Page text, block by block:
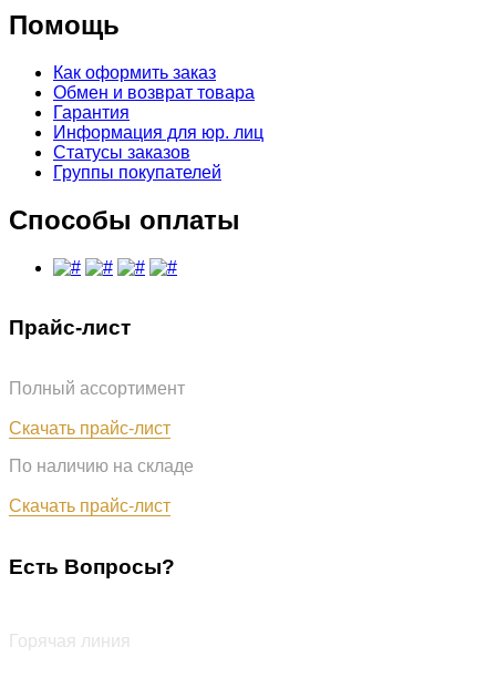
Помощь
Как оформить заказ
Обмен и возврат товара
Гарантия
Информация для юр. лиц
Статусы заказов
Группы покупателей
Способы оплаты
Прайс-лист
Полный ассортимент
Скачать прайс-лист
По наличию на складе
Скачать прайс-лист
Есть Вопросы?
Горячая линия